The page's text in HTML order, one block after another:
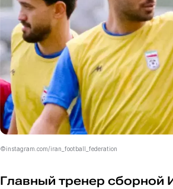
©instagram.com/iran_football_federation
Главный тренер сборной